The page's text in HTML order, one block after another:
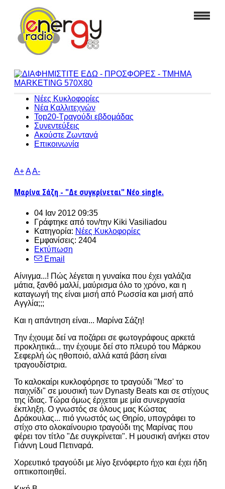
Νέες Κυκλοφορίες
Νέα Καλλιτεχνών
Top20-Τραγούδι εβδομάδας
Συνεντεύξεις
Ακούστε Ζωντανά
Επικοινωνία
A+AA-
Μαρίνα Σάζη - "Δε συγκρίνεται" Νέο single.
04 Ιαν 2012 09:35
Γράφτηκε από τον/την Kiki Vasiliadou
Κατηγορία: Νέες Κυκλοφορίες
Εμφανίσεις: 2404
Εκτύπωση
Email
Αίνιγμα...! Πώς λέγεται η γυναίκα που έχει γαλάζια
μάτια, ξανθό μαλλί, μαύρισμα όλο το χρόνο, και η
καταγωγή της είναι μισή από Ρωσσία και μισή από
Αγγλία;;;
Και η απάντηση είναι... Μαρίνα Σάζη!
Την έχουμε δεί να ποζάρει σε φωτογράφους αρκετά
προκλητικά... την έχουμε δεί στο πλευρό του Μάρκου
Σεφερλή ώς ηθοποιό, αλλά κατά βάση είναι
τραγουδίστρια.
Το καλοκαίρι κυκλοφόρησε το τραγούδι "Μεσ' το
παιχνίδι" σε μουσική των Dynasty Beats και σε στίχους
της ίδιας. Τώρα όμως έρχεται με μία συνεργασία
έκπληξη. Ο γνωστός σε όλους μας Κώστας
Δράκουλας... πιό γνωστός ως Θηρίο, υπογράφει το
στίχο στο ολοκαίνουριο τραγούδι της Μαρίνας που
φέρει τον τίτλο "Δε συγκρίνεται". Η μουσική ανήκει στον
Γιάννη Loud Πετιναρά.
Χορευτικό τραγούδι με λίγο ξενόφερτο ήχο και έχει ήδη
οπτικοποιηθεί.